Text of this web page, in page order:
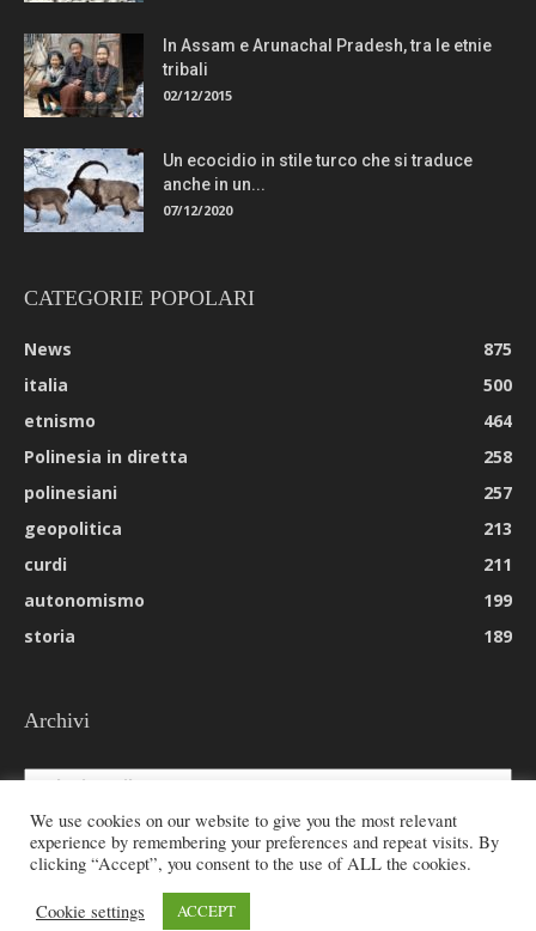
In Assam e Arunachal Pradesh, tra le etnie
tribali
02/12/2015
Un ecocidio in stile turco che si traduce
anche in un...
07/12/2020
CATEGORIE POPOLARI
News
875
italia
500
etnismo
464
Polinesia in diretta
258
polinesiani
257
geopolitica
213
curdi
211
autonomismo
199
storia
189
Archivi
Archivi
© 2026 All rights reserved - Etnie -
We use cookies on our website to give you the most relevant
experience by remembering your preferences and repeat visits. By
clicking “Accept”, you consent to the use of ALL the cookies.
Cookie settings ACCEPT